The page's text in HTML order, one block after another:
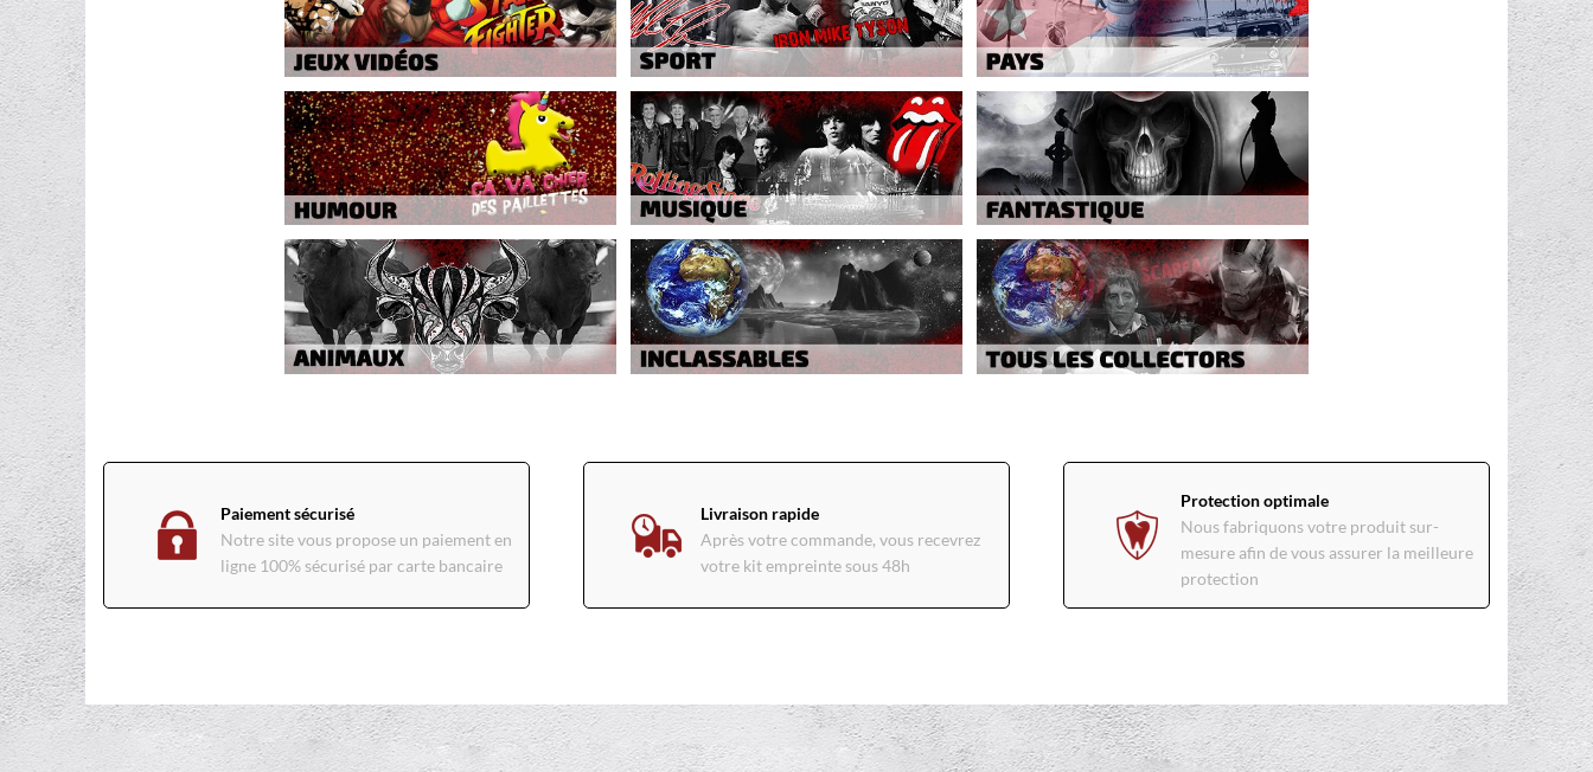
Paiement sécurisé
Notre site vous propose un paiement en
ligne 100% sécurisé par carte bancaire
Livraison rapide
Après votre commande, vous recevrez
votre kit empreinte sous 48h
Protection optimale
Nous fabriquons votre produit sur-
mesure afin de vous assurer la meilleure
protection